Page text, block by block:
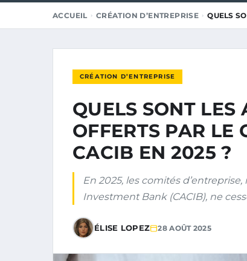
ACCUEIL CRÉATION D’ENTREPRISE QUELS
CRÉATION D’ENTREPRISE
QUELS SONT
OFFERTS PAR LE
CACIB EN 2025 ?
En 2025, les comités
Investment Bank (CACIB), ne
ÉLISE LOPEZ 28 AOÛT 2025